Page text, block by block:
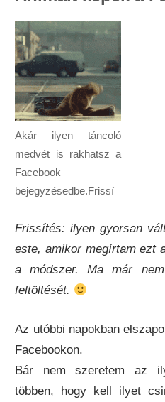
Akár ilyen táncoló
medvét is rakhatsz a
Facebook
bejegyzésedbe.Frissí
Frissítés: ilyen gyorsan
este, amikor megírtam ezt
a módszer. Ma már
feltöltését.
Az utóbbi napokban
Facebookon.
Bár nem szeretem az
többen, hogy kell ilyet